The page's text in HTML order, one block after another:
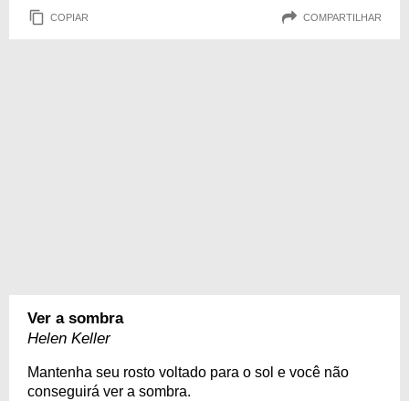
COPIAR COMPARTILHAR
Ver a sombra
Helen Keller
Mantenha seu rosto voltado para o sol e você não
conseguirá ver a sombra.